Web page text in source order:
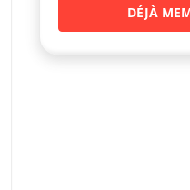
DÉJÀ